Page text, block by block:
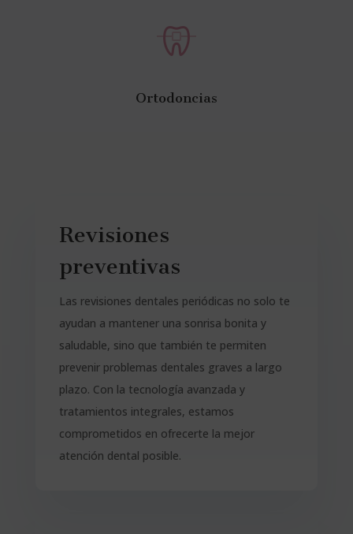
Ortodoncias
Revisiones
preventivas
Las revisiones dentales periódicas no solo te
ayudan a mantener una sonrisa bonita y
saludable, sino que también te permiten
prevenir problemas dentales graves a largo
plazo. Con la tecnología avanzada y
tratamientos integrales, estamos
comprometidos en ofrecerte la mejor
atención dental posible.